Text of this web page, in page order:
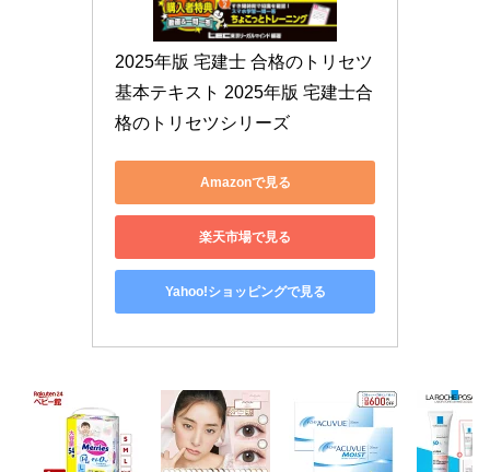
2025年版 宅建士 合格のトリセツ
基本テキスト 2025年版 宅建士合
格のトリセツシリーズ
Amazonで見る
楽天市場で見る
Yahoo!ショッピングで見る